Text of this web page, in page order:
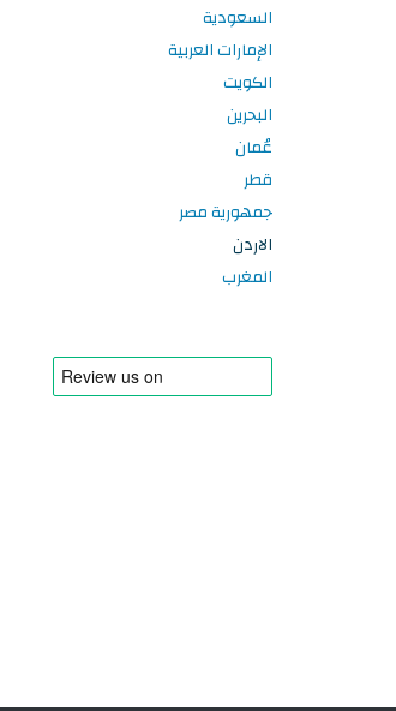
السعودية
الإمارات العربية
الكويت
البحرين
عُمان
قطر
جمهورية مصر
الاردن
المغرب